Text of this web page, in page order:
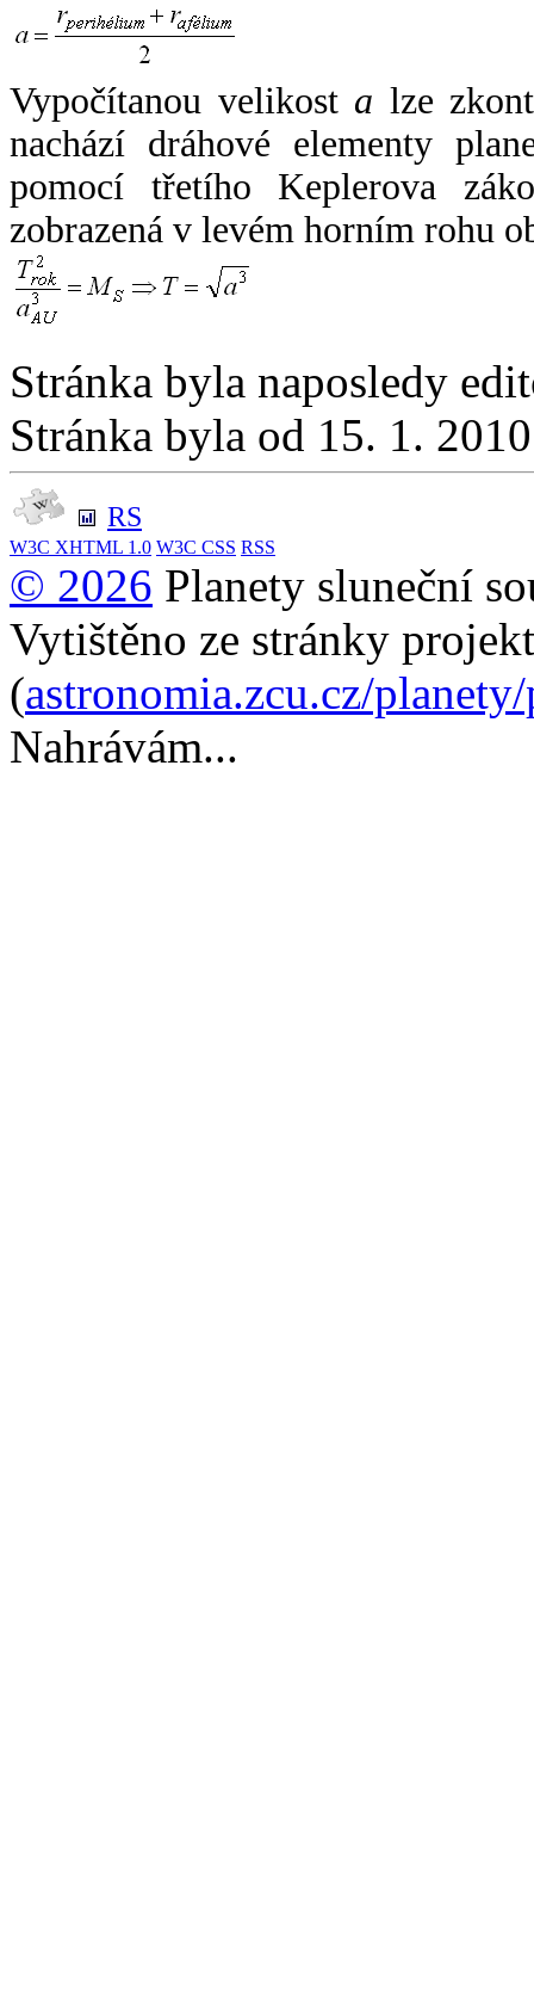
Vypočítanou velikost a lze
nachází dráhové elementy
pomocí třetího Keplerova
zobrazená v levém horním rohu
Stránka byla naposledy
Stránka byla od 15. 1.
RS
W3C XHTML 1.0 W3C CSS RSS
© 2026 Planety sluneční
Vytištěno ze stránky
(astronomia.zcu.cz/
Nahrávám...